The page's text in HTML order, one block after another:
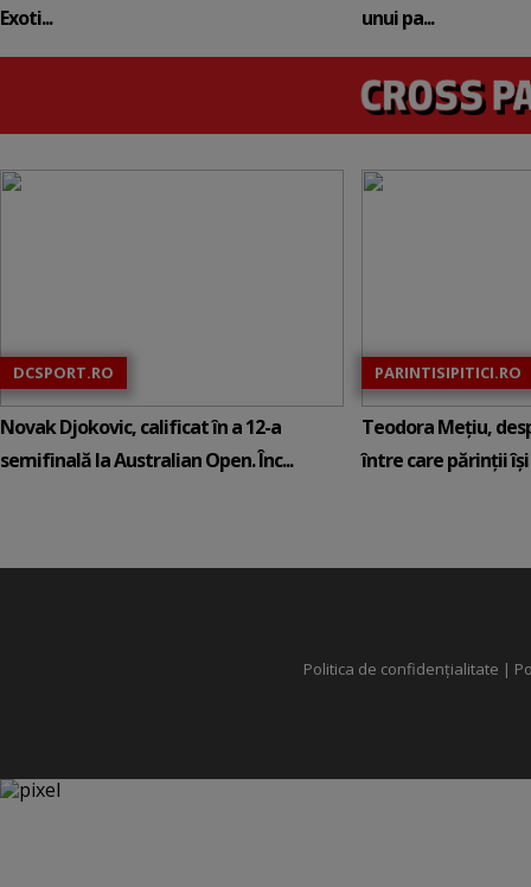
Exoti...
unui pa...
DCSPORT.RO
Novak Djokovic, calificat în a 12-a
semifinală la Australian Open. Înc...
PARINTISIPITICI.RO
Teodora Mețiu,
între care părinții își
Politica de confidențialitate |